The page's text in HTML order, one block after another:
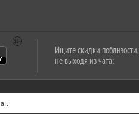
Ищите скидки поблизости,
не выходя из чата: